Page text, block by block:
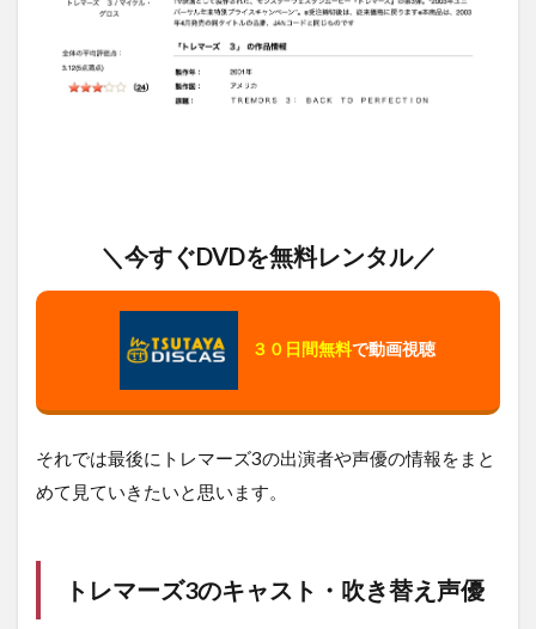
＼今すぐDVDを無料レンタル／
３０日間無料で動画視聴
それでは最後にトレマーズ3の出演者や声優の情報をまと
めて見ていきたいと思います。
トレマーズ3のキャスト・吹き替え声優